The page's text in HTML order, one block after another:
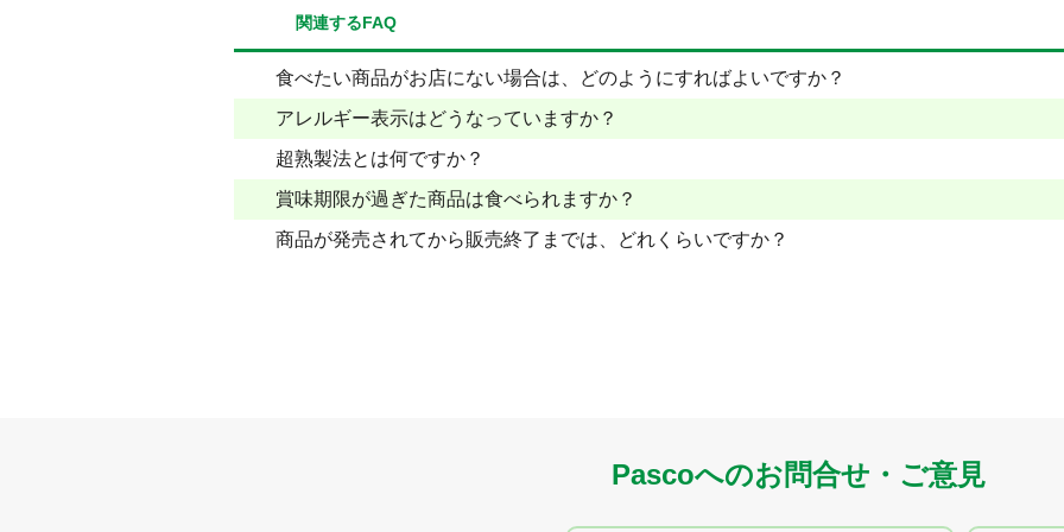
関連するFAQ
食べたい商品がお店にない場合は、どのようにすればよいですか？
アレルギー表示はどうなっていますか？
超熟製法とは何ですか？
賞味期限が過ぎた商品は食べられますか？
商品が発売されてから販売終了までは、どれくらいですか？
Pascoへのお問合せ・ご意見